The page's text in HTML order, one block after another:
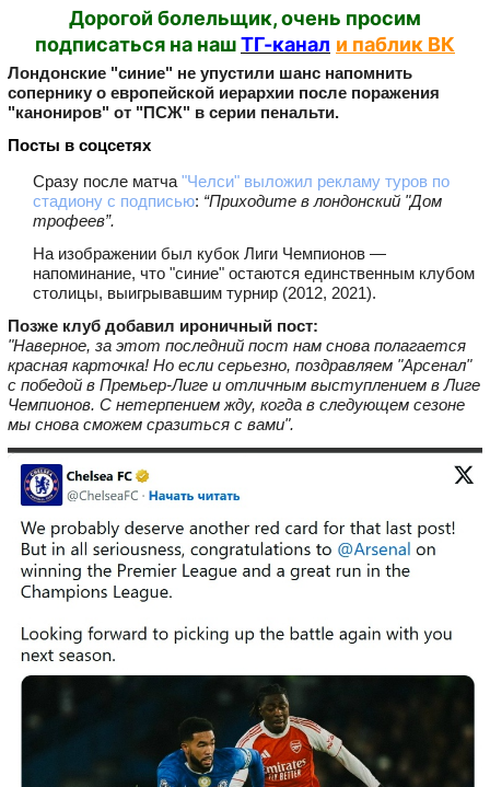
Дорогой болельщик, очень просим
подписаться на нашТГ-канал и паблик ВК
Лондонские "синие" не упустили шанс напомнить
сопернику о европейской иерархии после поражения
"канониров" от "ПСЖ" в серии пенальти.
Посты в соцсетях
Сразу после матча "Челси" выложил рекламу туров по
стадиону с подписью: “Приходите в лондонский "Дом
трофеев”.
На изображении был кубок Лиги Чемпионов —
напоминание, что "синие" остаются единственным клубом
столицы, выигрывавшим турнир (2012, 2021).
Позже клуб добавил ироничный пост:
"Наверное, за этот последний пост нам снова полагается
красная карточка! Но если серьезно, поздравляем "Арсенал"
с победой в Премьер-Лиге и отличным выступлением в Лиге
Чемпионов. С нетерпением жду, когда в следующем сезоне
мы снова сможем сразиться с вами".